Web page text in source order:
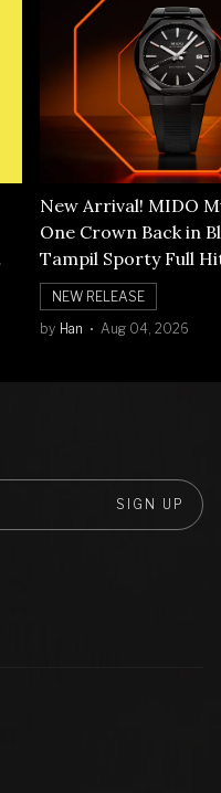
New Arrival! MIDO
One Crown Back in
Tampil Sporty Full
NEW RELEASE
by Han Aug 04, 2026
SIGN UP